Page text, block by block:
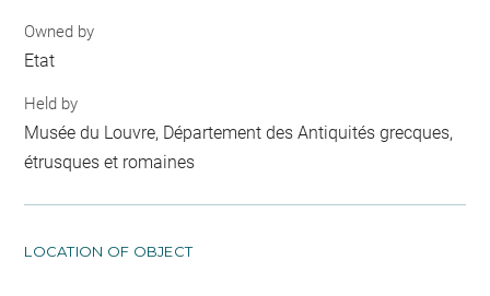
Owned by
Etat
Held by
Musée du Louvre, Département des Antiquités grecques,
étrusques et romaines
LOCATION OF OBJECT